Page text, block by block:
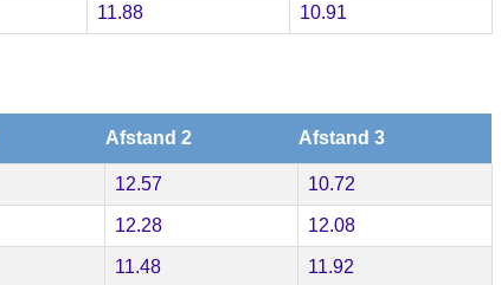
11.88 10.91
Afstand 2 Afstand 3
12.57 10.72
12.28 12.08
11.48 11.92